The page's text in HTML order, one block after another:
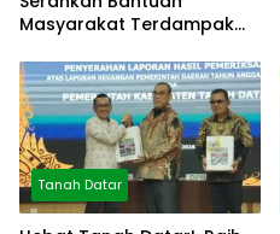
Masyarakat Terdampak
Tanah Datar